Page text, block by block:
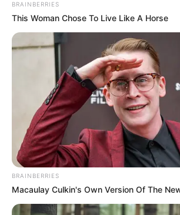
Βαρύ πένθος στην Εύβοια για
καθηγητή
Την λένε «Κυκλάδες χωρίς
ώρα από Χαλκίδα – Υπερβολή ή
Θλίψη στην Εύβοια για γυναίκα
Ακολουθήστε το evianews.com
News
BRAINBERRIES
This Woman Chose To Live Like A Horse
BRAINBERRIES
Macaulay Culkin's Own Version Of The New